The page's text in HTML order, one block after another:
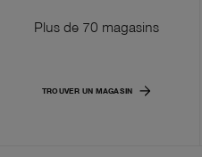
Plus de 70 magasins
TROUVER UN MAGASIN